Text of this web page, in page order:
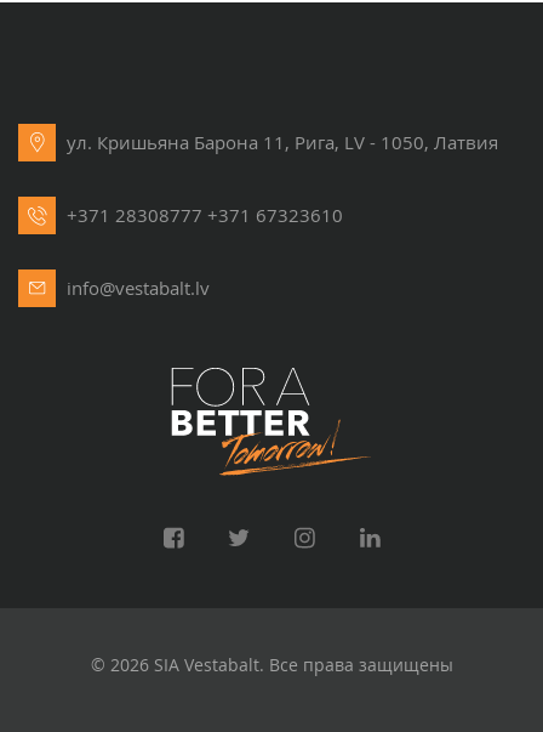
ул. Кришьяна Барона 11, Рига, LV - 1050, Латвия
+371 28308777 +371 67323610
info@vestabalt.lv
© 2026 SIA Vestabalt. Все права защищены